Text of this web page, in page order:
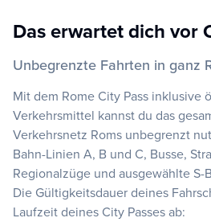
Das erwartet dich vor
Unbegrenzte Fahrten in ganz
Mit dem Rome City Pass inklusive
Verkehrsmittel kannst du das
Verkehrsnetz Roms unbegrenzt
Bahn-Linien A, B und C, Busse,
Regionalzüge und ausgewählte S-
Die Gültigkeitsdauer deines
Laufzeit deines City Passes ab: